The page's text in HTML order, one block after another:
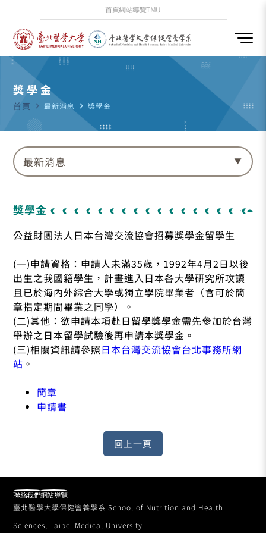
首頁網站導覽TMU
獎學金
首頁 navigate_next 最新消息 navigate_next 獎學金
最新消息
獎學金
公益財團法人日本台灣交流協會招募獎學金留學生
(一)申請資格：申請人未滿35歲，1992年4月2日以後
出生之我國籍學生，計畫進入日本各大學研究所攻讀
且已於海內外綜合大學或獨立學院畢業者（含可於簡
章指定期間畢業之同學）。
(二)其他：欲申請本項赴日留學獎學金需先參加於台灣
舉辦之日本留學試驗後再申請本獎學金。
(三)相關資訊請參照日本台灣交流協會台北事務所網
站 。
簡章
申請書
臺北醫學大學保健營養學系 School of Nutrition and Health
Sciences, Taipei Medical University
聯絡我們網站導覽